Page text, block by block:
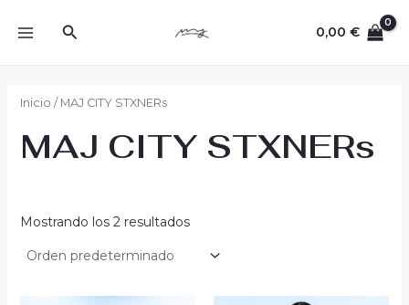
Buscar 0,00€
Inicio / MAJ CITY STXNERs
MAJ CITY STXNERs
Mostrando los 2 resultados